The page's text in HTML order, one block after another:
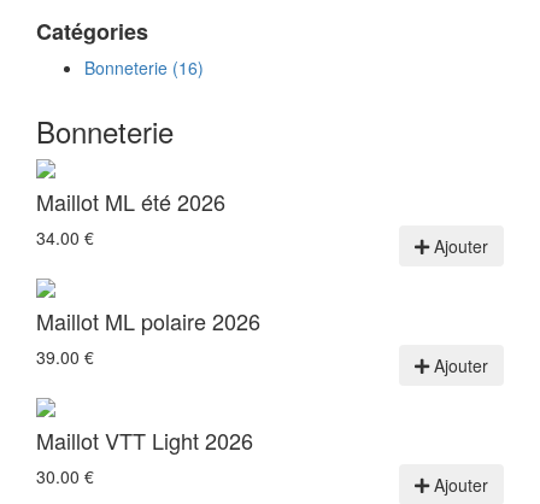
Catégories
Bonneterie (16)
Bonneterie
Maillot ML été 2026
34.00 € Ajouter
Maillot ML polaire 2026
39.00 € Ajouter
Maillot VTT Light 2026
30.00 € Ajouter